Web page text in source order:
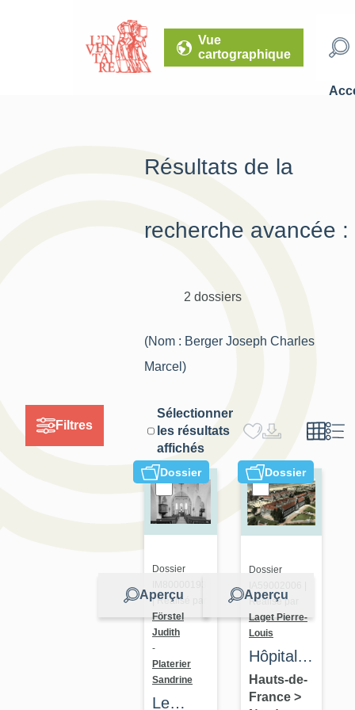
Vue
cartographique
Filtres
Résultats de la
recherche avancée :
2 dossiers
(Nom : Berger Joseph Charles
Marcel)
Sélectionner
les résultats
affichés
Dossier
Aperçu
Dossier
| Réalisé par
Förstel
Judith
-
Platerier
Sandrine
Le
Dossier
Aperçu
Dossier
Réalisé par
Laget Pierre-
Louis
Hôpital
marin et
colonie
Hauts-de-
France >